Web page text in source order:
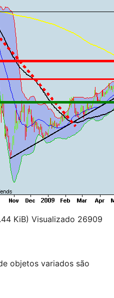
KiB) Visualizado 26909
objetos variados são